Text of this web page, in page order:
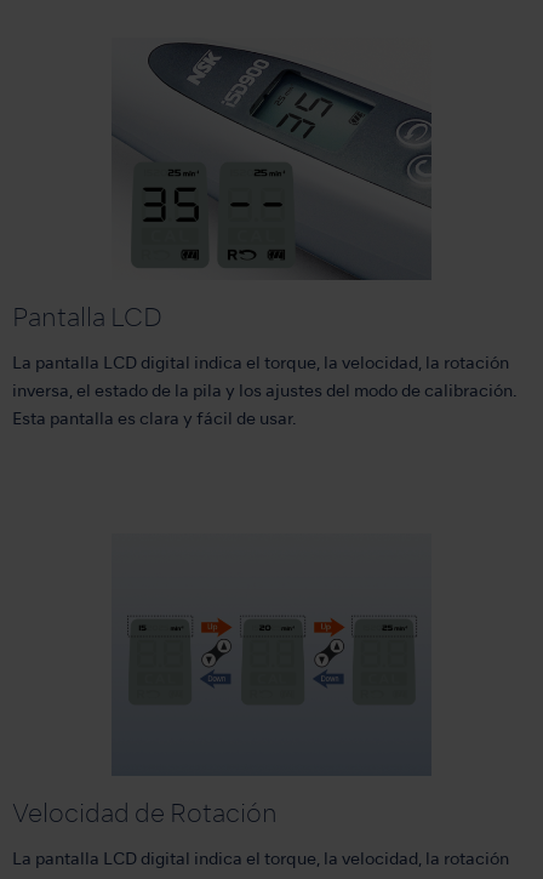
Pantalla LCD
La pantalla LCD digital indica el torque, la velocidad, la rotación
inversa, el estado de la pila y los ajustes del modo de calibración.
Esta pantalla es clara y fácil de usar.
Velocidad de Rotación
La pantalla LCD digital indica el torque, la velocidad, la rotación